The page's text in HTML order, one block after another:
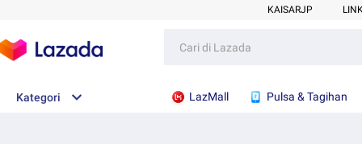
KAISARJP
Kategori LazMall Pulsa & Tagihan